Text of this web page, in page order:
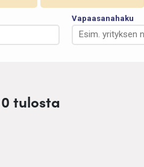
Vapaasanahaku
tulosta